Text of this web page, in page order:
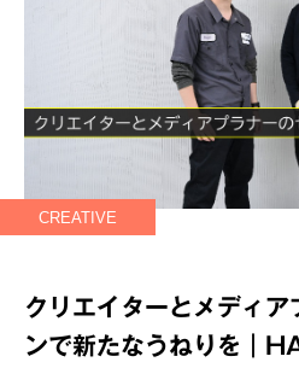
CREATIVE
クリエイターとメディア
ンで新たなうねりを｜